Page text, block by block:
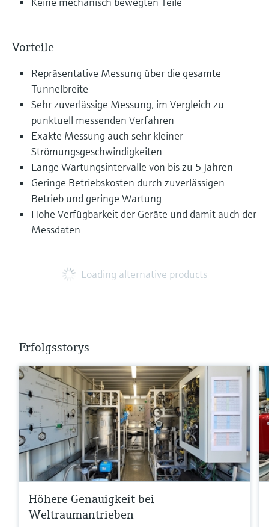
Vorteile
Repräsentative Messung über die gesamte
Tunnelbreite
Sehr zuverlässige Messung, im Vergleich zu
punktuell messenden Verfahren
Exakte Messung auch sehr kleiner
Strömungsgeschwindigkeiten
Lange Wartungsintervalle von bis zu 5 Jahren
Geringe Betriebskosten durch zuverlässigen
Betrieb und geringe Wartung
Hohe Verfügbarkeit der Geräte und damit auch der
Messdaten
Loading alternative products
Erfolgsstorys
Höhere Genauigkeit bei
Weltraumantrieben